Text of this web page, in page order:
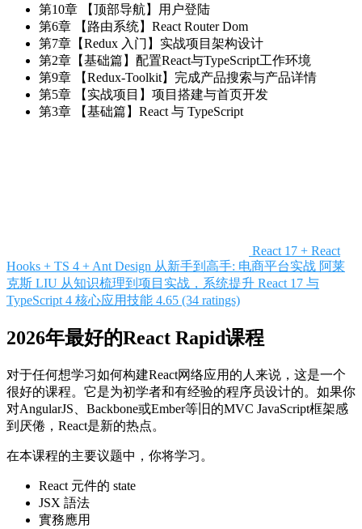
第10章 【顶部导航】用户登陆
第6章 【路由系统】React Router Dom
第7章【Redux 入门】实战项目架构设计
第2章【基础篇】配置React与TypeScript工作环境
第9章 【Redux-Toolkit】完成产品搜索与产品详情
第5章 【实战项目】项目搭建与首页开发
第3章 【基础篇】React 与 TypeScript
React 17 + React
Hooks + TS 4 + Ant Design 从新手到高手: 电商平台实战 阿莱
克斯 LIU 从知识梳理到项目实战，系统提升 React 17 与
TypeScript 4 核心应用技能 4.65 (34 ratings)
2026年最好的React Rapid课程
对于任何想学习如何构建React网络应用的人来说，这是一个
很好的课程。它是为初学者和有经验的程序员设计的。如果你
对AngularJS、Backbone或Ember等旧的MVC JavaScript框架感
到厌倦，React是新的热点。
在本课程的主要议题中，你将学习。
React 元件的 state
JSX 語法
實務應用